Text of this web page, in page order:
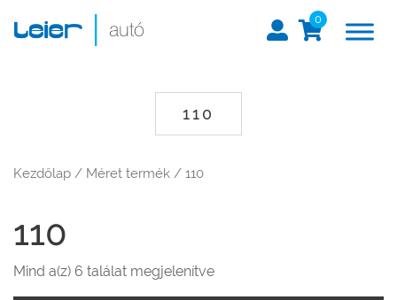
0
110
Kezdőlap / Méret termék / 110
110
Mind a(z) 6 találat megjelenítve